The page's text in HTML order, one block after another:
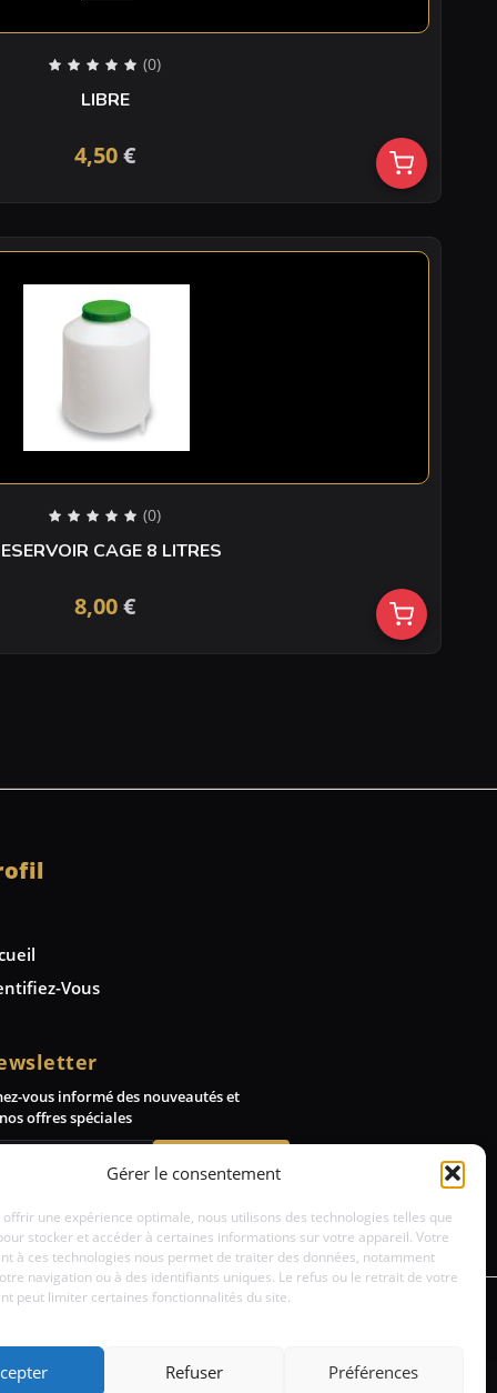
Gérer le consentement
offrir une expérience optimale, nous utilisons des technologies telles que
stocker et accéder à certaines informations sur votre appareil. Votre
à ces technologies nous permet de traiter des données, notamment
navigation ou à des identifiants uniques. Le refus ou le retrait de votre
peut limiter certaines fonctionnalités du site.
Refuser Préférences
(0)
LIBRE
4,50€
(0)
CAGE 8 LITRES
8,00€
Vous
vous informé des nouveautés et
offres spéciales